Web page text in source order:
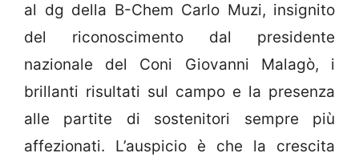
al dg della B-Chem Carlo Muzi, insignito
del riconoscimento dal presidente
nazionale del Coni Giovanni Malagò, i
brillanti risultati sul campo e la presenza
alle partite di sostenitori sempre più
affezionati. L’auspicio è che la crescita